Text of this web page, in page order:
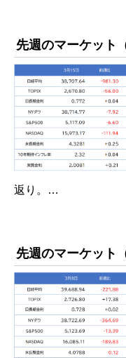
先週のマーケット
返り。…
先週のマーケット